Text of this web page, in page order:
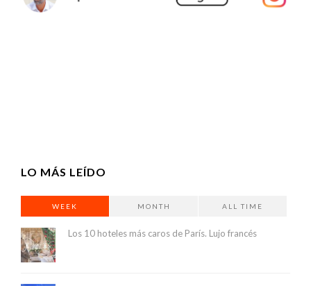
LO MÁS LEÍDO
WEEK MONTH ALL TIME
Los 10 hoteles más caros de París. Lujo francés